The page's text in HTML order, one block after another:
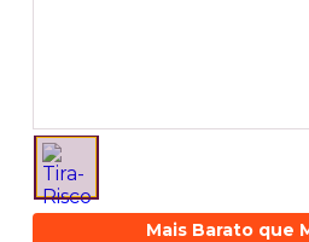
Mais Barato que